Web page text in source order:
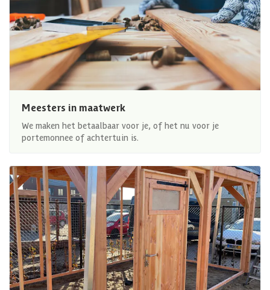
Meesters in maatwerk
We maken het betaalbaar voor je, of het nu voor je
portemonnee of achtertuin is.